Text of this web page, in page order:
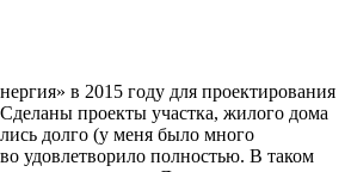
в 2015 году для проектирования
проекты участка, жилого дома
долго (у меня было много
удовлетворило полностью. В таком